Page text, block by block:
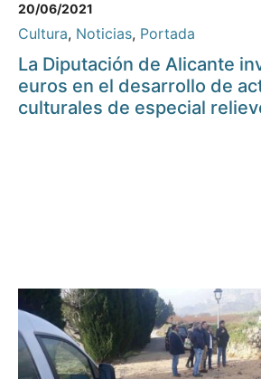
20/06/2021
Cultura, Noticias, Portada
La Diputación de Alicante
euros en el desarrollo de
culturales de especial